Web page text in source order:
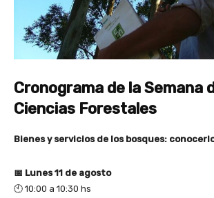
Cronograma de la Semana
Ciencias Forestales
Bienes y servicios de los bosques:
📅 Lunes 11 de agosto
🕙 10:00 a 10:30 hs